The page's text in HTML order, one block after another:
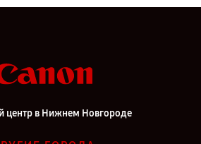
центр в Нижнем Новгороде